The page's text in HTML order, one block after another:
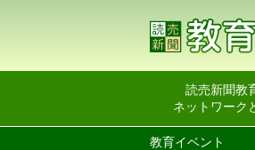
読売新聞教
ネットワーク
教育イベント